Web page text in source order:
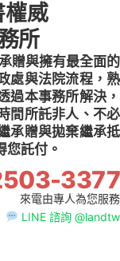
權威
所
贈與擁有最全面的
處與法院流程，熟
過本事務所解決，
間所託非人、不必
承贈與拋棄繼承抵
您託付。
3377
來電由專人為您服務
LINE 諮詢 @landtw